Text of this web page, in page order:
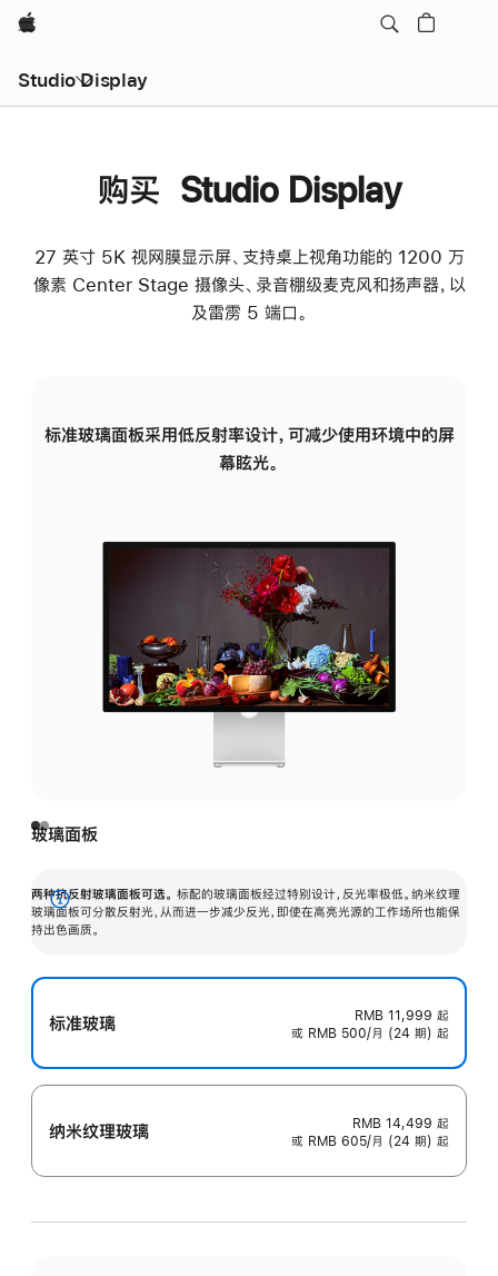
Apple
Studio Display
购买 Studio Display
27 英寸 5K 视网膜显示屏、支持桌上视角功能的 1200 万
像素 Center Stage 摄像头、录音棚级麦克风和扬声器，以
及雷雳 5 端口。
标准玻璃面板采用低反射率设计，可减少使用环境中的屏
幕眩光。
玻璃面板
两种抗反射玻璃面板可选。 标配的玻璃面板经过特别设计，反光率极低。纳米纹理
玻璃面板可分散反射光，从而进一步减少反光，即使在高亮光源的工作场所也能保
持出色画质。
展
开
标准玻璃 RMB 11,999 起
或 RMB 500/月 (24 期) 起
纳米纹理玻璃 RMB 14,499 起
或 RMB 605/月 (24 期) 起